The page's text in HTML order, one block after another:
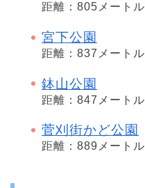
距離：805メートル
宮下公園
距離：837メートル
鉢山公園
距離：847メートル
菅刈街かど公園
距離：889メートル